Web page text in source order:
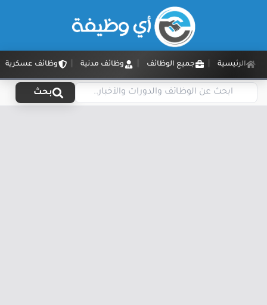
الرئيسية جميع الوظائف وظائف مدنية وظائف عسكرية
بحث